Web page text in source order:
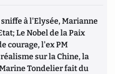
à l'Elysée, Marianne
Le Nobel de la Paix
courage, l'ex PM
sur la Chine, la
Tondelier fait du